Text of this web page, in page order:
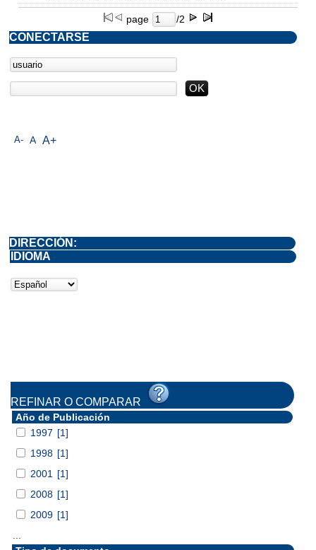
page /2
A- A A+
CONECTARSE
DIRECCIÓN:
IDIOMA
REFINAR O COMPARAR
Año de Publicación
1997 [1]
1998 [1]
2001
[1]
2008 [1]
2009 [1]